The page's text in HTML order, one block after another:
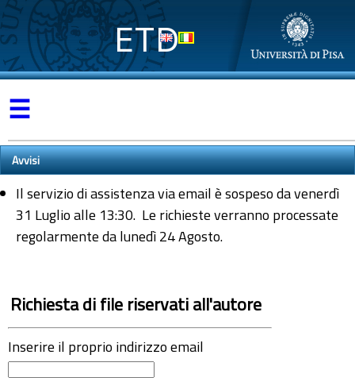
ETD
☰
Avvisi
Il servizio di assistenza via email è sospeso da venerdì
31 Luglio alle 13:30. Le richieste verranno processate
regolarmente da lunedì 24 Agosto.
Richiesta di file riservati all'autore
Inserire il proprio indirizzo email